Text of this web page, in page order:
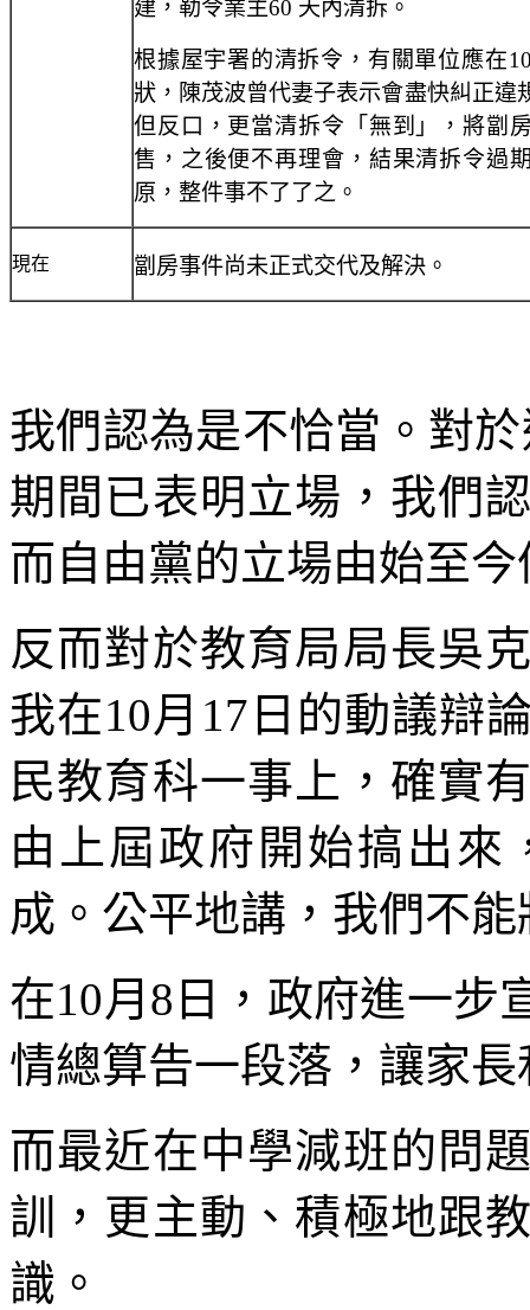
建，勒令業主60 天內清拆。
根據屋宇署的清拆令，有關單位應在
狀，陳茂波曾代妻子表示會盡快糾正違
但反口，更當清拆令「無到」，將劏
售，之後便不再理會，結果清拆令過
原，整件事不了了之。
現在 劏房事件尚未正式交代及解決。
我們認為是不恰當。對
期間已表明立場，我們
而自由黨的立場由始至
反而對於教育局局長吳
我在10月17日的動議辯
民教育科一事上，確實
由上屆政府開始搞出來
成。公平地講，我們不
在10月8日，政府進一步
情總算告一段落，讓家
而最近在中學減班的問
訓，更主動、積極地跟
識。